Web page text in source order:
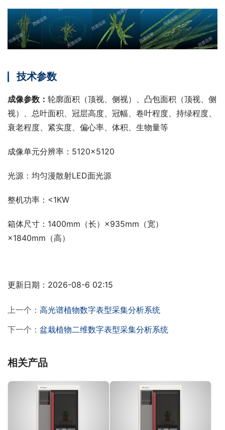
技术参数
成像参数： 轮廓面积（顶视、侧视）、凸包面积（顶视、侧
视）、总叶面积、冠层高度、冠幅、卷叶程度、持绿程度、
衰老程度、紧实度、偏心率、体积、生物量等
成像单元分辨率：5120×5120
光源：均匀漫散射LED面光源
整机功率：<1KW
箱体尺寸：1400mm（长）×935mm（宽）
×1840mm（高）
更新日期：2026-08-6 02:15
上一个： 高光谱植物数字表型采集分析系统
下一个： 盆栽植物二维数字表型采集分析系统
相关产品